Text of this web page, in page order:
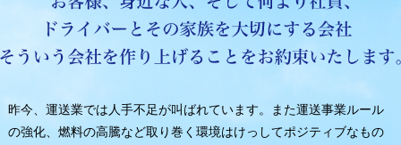
昨今、運送業では人手不足が叫ばれています。また運送事業ルール
の強化、燃料の高騰など取り巻く環境はけっしてポジティブなもの